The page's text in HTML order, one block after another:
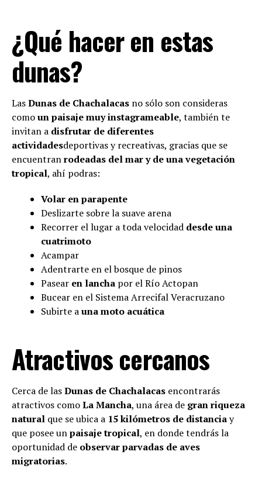
¿Qué hacer en estas
dunas?
LasDunas de Chachalacas no sólo son consideras
comoun paisaje muy instagrameable, también te
invitan a disfrutar de diferentes
actividadesdeportivas y recreativas, gracias que se
encuentranrodeadas del mar y de una vegetación
tropical, ahí podras:
Volar en parapente
Deslizarte sobre la suave arena
Recorrer el lugar a toda velocidad desde una
cuatrimoto
Acampar
Adentrarte en el bosque de pinos
Pasear en lancha por el Río Actopan
Bucear en el Sistema Arrecifal Veracruzano
Subirte auna moto acuática
Atractivos cercanos
Cerca de lasDunas de Chachalacas encontrarás
atractivos comoLa Mancha, una área de gran riqueza
natural que se ubica a 15 kilómetros de distanciay
que posee unpaisaje tropical, en donde tendrás la
oportunidad de observarparvadas de aves
migratorias.